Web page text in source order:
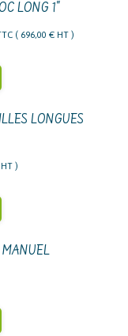
LONG 1"
€.
( 696,00 € HT )
LONGUES
HT )
MANUEL